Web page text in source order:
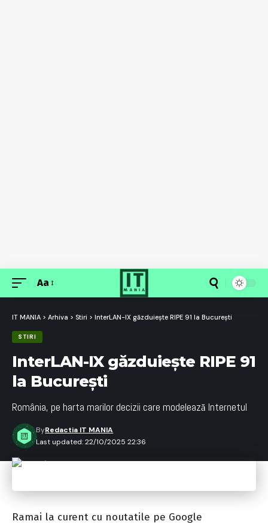
Font
Aa
IT MANIA > Arhiva > Stiri > InterLAN-IX găzduiește RIPE 91 la București
STIRI
InterLAN-IX găzduiește RIPE 91
la București
România, pe harta marilor decizii care modelează Internetul
Last updated: 22/10/2025 22:36
ByRedactia IT MANIA
Ramai la curent cu noutatile pe Google